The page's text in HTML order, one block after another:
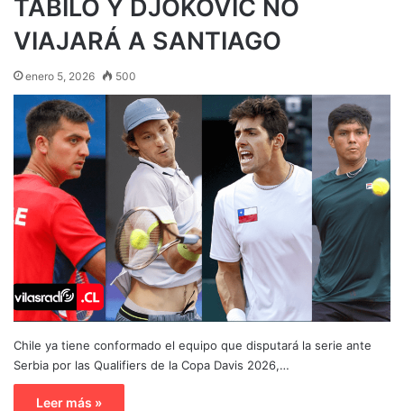
TABILO Y DJOKOVIC NO
VIAJARÁ A SANTIAGO
enero 5, 2026 500
Chile ya tiene conformado el equipo que disputará la serie ante
Serbia por las Qualifiers de la Copa Davis 2026,…
Leer más »